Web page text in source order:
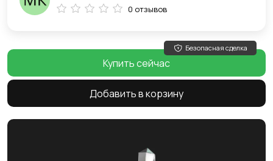
0 отзывов
Безопасная сделка
Купить сейчас
Добавить в корзину